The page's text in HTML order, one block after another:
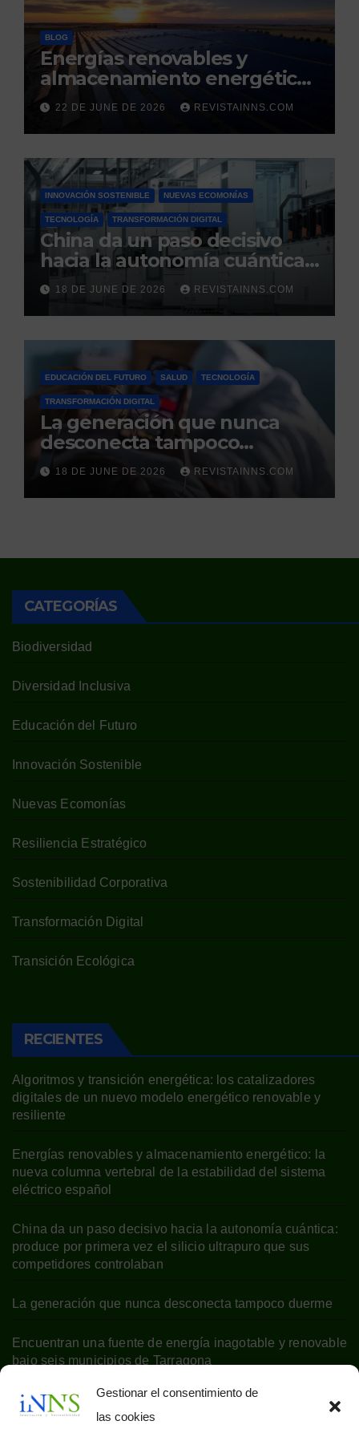
Gestionar el consentimiento de
las cookies
BLOG
Energías renovables y
almacenamiento energético:
la nueva columna vertebral
de la estabilidad del sistema
eléctrico español
22 DE JUNE DE 2026 REVISTAINNS.COM
INNOVACIÓN SOSTENIBLE NUEVAS ECOMONÍAS
TECNOLOGÍA TRANSFORMACIÓN DIGITAL
China da un paso decisivo
hacia la autonomía cuántica:
produce por primera vez el
silicio ultrapuro que sus
competidores controlaban
18 DE JUNE DE 2026 REVISTAINNS.COM
EDUCACIÓN DEL FUTURO SALUD TECNOLOGÍA
TRANSFORMACIÓN DIGITAL
La generación que nunca
desconecta tampoco
duerme
18 DE JUNE DE 2026 REVISTAINNS.COM
CATEGORÍAS
Biodiversidad
Diversidad Inclusiva
Educación del Futuro
Innovación Sostenible
Nuevas Ecomonías
Resiliencia Estratégico
Sostenibilidad Corporativa
Transformación Digital
Transición Ecológica
RECIENTES
Algoritmos y transición energética: los catalizadores
digitales de un nuevo modelo energético renovable y
resiliente
Energías renovables y almacenamiento energético: la
nueva columna vertebral de la estabilidad del sistema
eléctrico español
China da un paso decisivo hacia la autonomía cuántica:
produce por primera vez el silicio ultrapuro que sus
competidores controlaban
La generación que nunca desconecta tampoco duerme
Encuentran una fuente de energía inagotable y renovable
bajo seis municipios de Tarragona